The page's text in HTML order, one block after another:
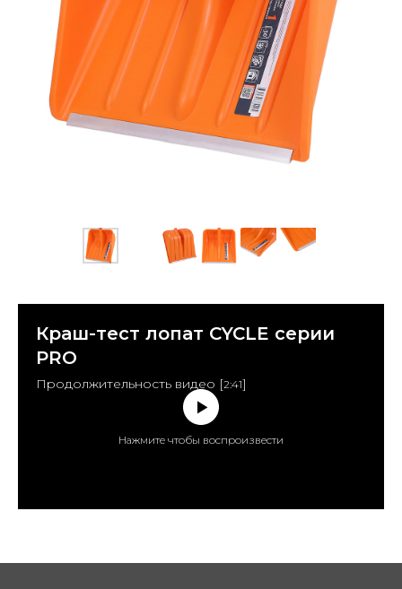
Нажмите чтобы воспроизвести
Краш-тест лопат CYCLE серии
PRO
Продолжительность видео [2:41]